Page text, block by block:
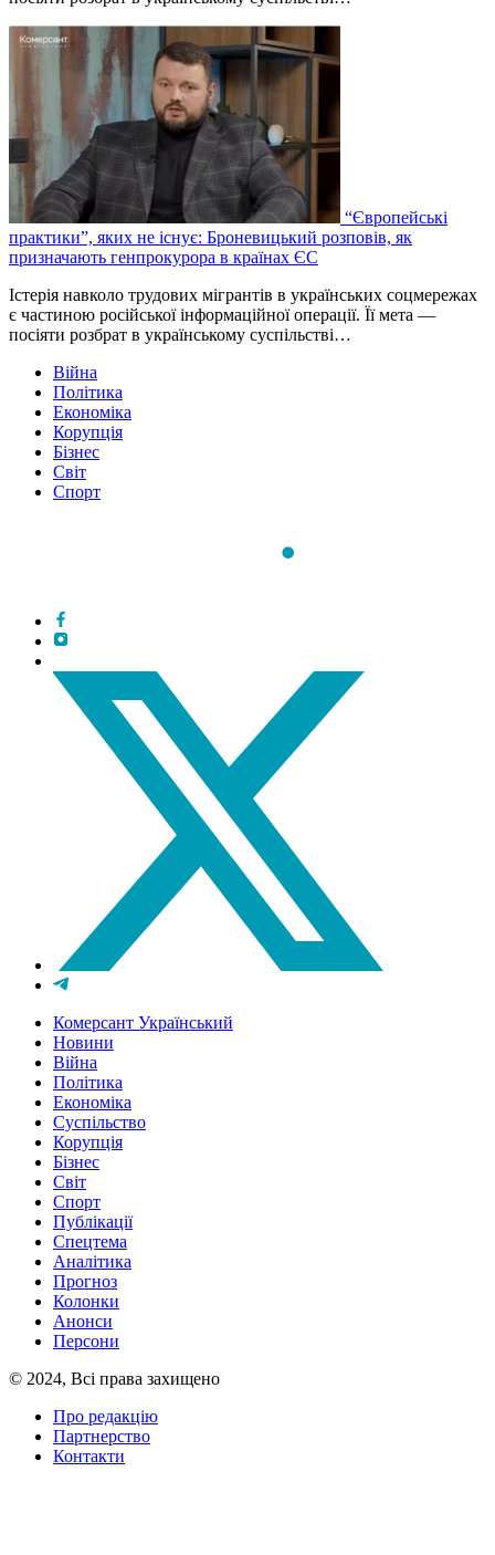
“Європейські
практики”, яких не існує: Броневицький розповів, як
призначають генпрокурора в країнах ЄС
Істерія навколо трудових мігрантів в українських соцмережах
є частиною російської інформаційної операції. Її мета —
посіяти розбрат в українському суспільстві…
Війна
Політика
Економіка
Корупція
Бізнес
Світ
Спорт
Комерсант Український
Новини
Війна
Політика
Економіка
Суспільство
Корупція
Бізнес
Світ
Спорт
Публікації
Спецтема
Аналітика
Прогноз
Колонки
Анонси
Персони
© 2024, Всі права захищено
Про редакцію
Партнерство
Контакти